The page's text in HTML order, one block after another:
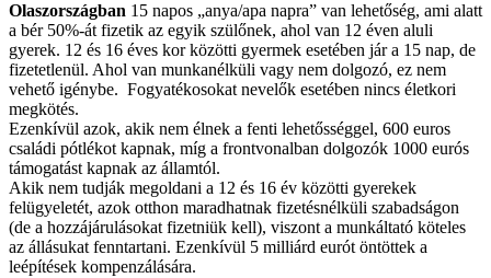
Olaszországban 15 napos „anya/apa napra” van lehetőség, ami alatt
a bér 50%-át fizetik az egyik szülőnek, ahol van 12 éven aluli
gyerek. 12 és 16 éves kor közötti gyermek esetében jár a 15 nap, de
fizetetlenül. Ahol van munkanélküli vagy nem dolgozó, ez nem
vehető igénybe. Fogyatékosokat nevelők esetében nincs életkori
megkötés.
Ezenkívül azok, akik nem élnek a fenti lehetősséggel, 600 euros
családi pótlékot kapnak, míg a frontvonalban dolgozók 1000 eurós
támogatást kapnak az államtól.
Akik nem tudják megoldani a 12 és 16 év közötti gyerekek
felügyeletét, azok otthon maradhatnak fizetésnélküli szabadságon
(de a hozzájárulásokat fizetniük kell), viszont a munkáltató köteles
az állásukat fenntartani. Ezenkívül 5 milliárd eurót öntöttek a
leépítések kompenzálására.